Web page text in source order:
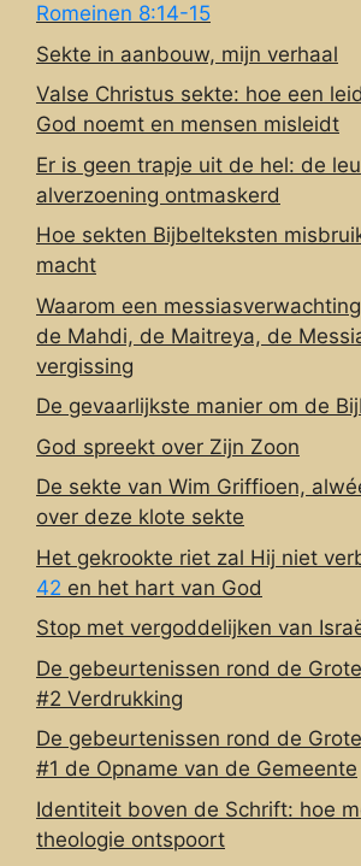
Romeinen 8:14-15
Sekte in aanbouw, mijn verhaal
Valse Christus sekte: hoe een
God noemt en mensen misleidt
Er is geen trapje uit de hel: de
alverzoening ontmaskerd
Hoe sekten Bijbelteksten
macht
Waarom een
de Mahdi, de Maitreya, de
vergissing
De gevaarlijkste manier om de
God spreekt over Zijn Zoon
De sekte van Wim Griffioen,
over deze klote sekte
Het gekrookte riet zal Hij niet
42 en het hart van God
Stop met vergoddelijken van
De gebeurtenissen rond de
#2 Verdrukking
De gebeurtenissen rond de
#1 de Opname van de Gemeente
Identiteit boven de Schrift: hoe
theologie ontspoort